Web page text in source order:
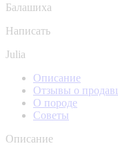
Балашиха
Написать
Julia
Описание
Отзывы о
О породе
Советы
Описание